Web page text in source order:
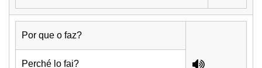
Por que o faz?
Perché lo fai?